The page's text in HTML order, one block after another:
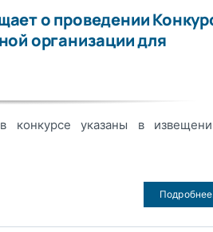
о проведении
организации для
конкурсе указаны в